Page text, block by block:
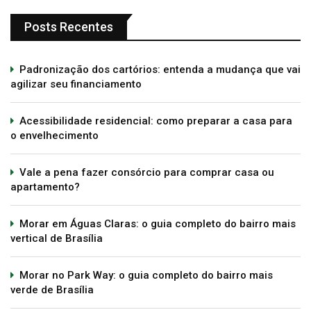
Posts Recentes
Padronização dos cartórios: entenda a mudança que vai
agilizar seu financiamento
Acessibilidade residencial: como preparar a casa para
o envelhecimento
Vale a pena fazer consórcio para comprar casa ou
apartamento?
Morar em Águas Claras: o guia completo do bairro mais
vertical de Brasília
Morar no Park Way: o guia completo do bairro mais
verde de Brasília